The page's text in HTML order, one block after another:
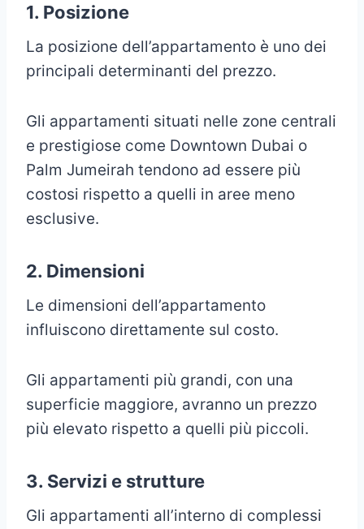
1. Posizione
La posizione dell’appartamento è uno dei
principali determinanti del prezzo.
Gli appartamenti situati nelle zone centrali
e prestigiose come Downtown Dubai o
Palm Jumeirah tendono ad essere più
costosi rispetto a quelli in aree meno
esclusive.
2. Dimensioni
Le dimensioni dell’appartamento
influiscono direttamente sul costo.
Gli appartamenti più grandi, con una
superficie maggiore, avranno un prezzo
più elevato rispetto a quelli più piccoli.
3. Servizi e strutture
Gli appartamenti all’interno di complessi